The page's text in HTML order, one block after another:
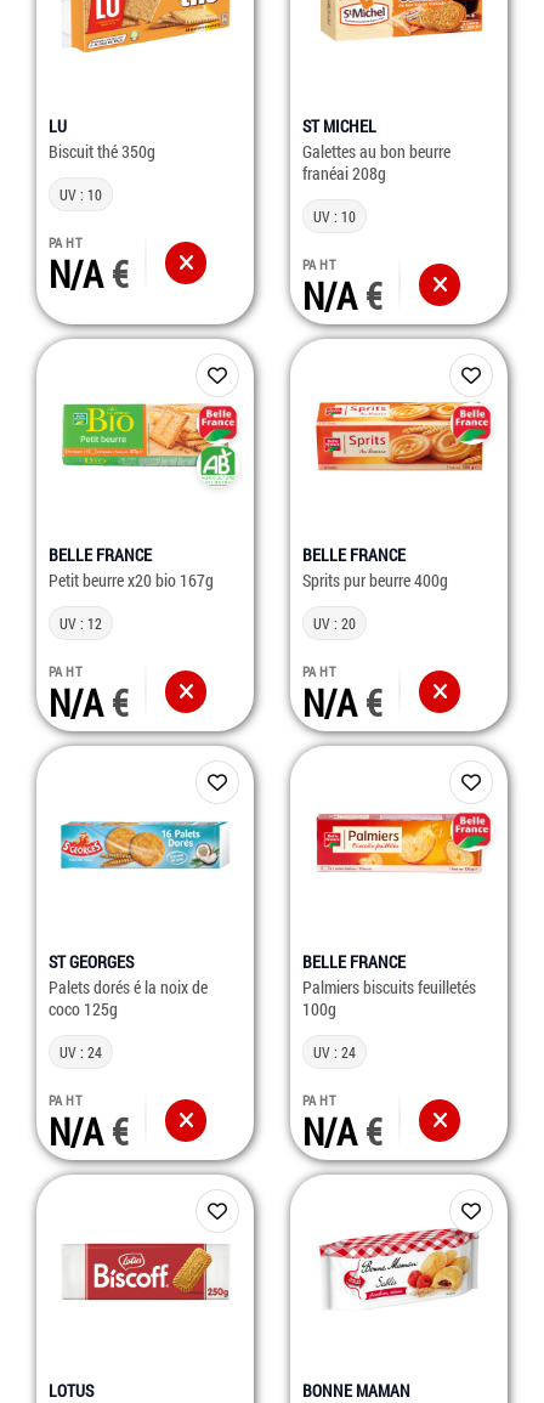
LU
Biscuit thé 350g
UV : 10
PA HT
N/A
ST MICHEL
Galettes au bon beurre
franéai 208g
UV : 10
PA HT
N/A
BELLE FRANCE
Petit beurre x20 bio 167g
UV : 12
PA HT
N/A
BELLE FRANCE
Sprits pur beurre 400g
UV : 20
PA HT
N/A
ST GEORGES
Palets dorés é la noix de
coco 125g
UV : 24
PA HT
N/A
BELLE FRANCE
Palmiers biscuits feuilletés
100g
UV : 24
PA HT
N/A
LOTUS
BONNE MAMAN